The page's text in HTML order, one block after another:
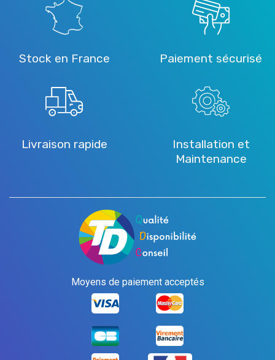
Stock en France Paiement sécurisé
Livraison rapide
Installation et
Maintenance
Moyens de paiement acceptés